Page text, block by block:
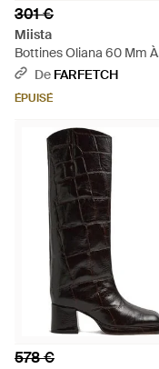
301 €
Miista
Bottines Oliana 60 Mm À
Fermeture Zippée - Noir
De FARFETCH
ÉPUISÉ
578 €